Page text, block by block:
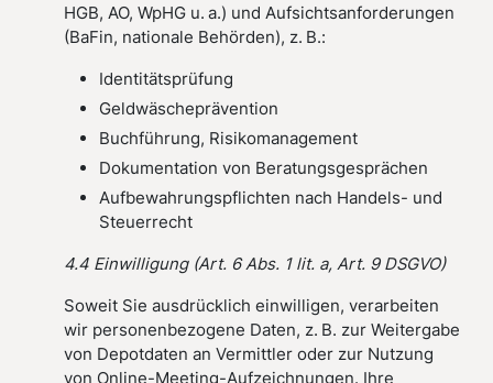
HGB, AO, WpHG u. a.) und Aufsichtsanforderungen
(BaFin, nationale Behörden), z. B.:
Identitätsprüfung
Geldwäscheprävention
Buchführung, Risikomanagement
Dokumentation von Beratungsgesprächen
Aufbewahrungspflichten nach Handels- und
Steuerrecht
4.4 Einwilligung (Art. 6 Abs. 1 lit. a, Art. 9 DSGVO)
Soweit Sie ausdrücklich einwilligen, verarbeiten
wir personenbezogene Daten, z. B. zur Weitergabe
von Depotdaten an Vermittler oder zur Nutzung
von Online-Meeting-Aufzeichnungen. Ihre